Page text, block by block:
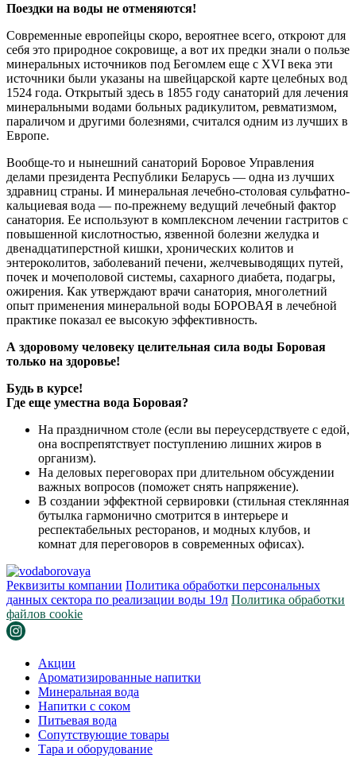
Поездки на воды не отменяются!
Современные европейцы скоро, вероятнее всего, откроют для
себя это природное сокровище, а вот их предки знали о пользе
минеральных источников под Бегомлем еще с XVI века эти
источники были указаны на швейцарской карте целебных вод
1524 года. Открытый здесь в 1855 году санаторий для лечения
минеральными водами больных радикулитом, ревматизмом,
параличом и другими болезнями, считался одним из лучших в
Европе.
Вообще-то и нынешний санаторий Боровое Управления
делами президента Республики Беларусь — одна из лучших
здравниц страны. И минеральная лечебно-столовая сульфатно-
кальциевая вода — по-прежнему ведущий лечебный фактор
санатория. Ее используют в комплексном лечении гастритов с
повышенной кислотностью, язвенной болезни желудка и
двенадцатиперстной кишки, хронических колитов и
энтероколитов, заболеваний печени, желчевыводящих путей,
почек и мочеполовой системы, сахарного диабета, подагры,
ожирения. Как утверждают врачи санатория, многолетний
опыт применения минеральной воды БОРОВАЯ в лечебной
практике показал ее высокую эффективность.
А здоровому человеку целительная сила воды Боровая
только на здоровье!
Будь в курсе!
Где еще уместна вода Боровая?
На праздничном столе (если вы переусердствуете с едой,
она воспрепятствует поступлению лишних жиров в
организм).
На деловых переговорах при длительном обсуждении
важных вопросов (поможет снять напряжение).
В создании эффектной сервировки (стильная стеклянная
бутылка гармонично смотрится в интерьере и
респектабельных ресторанов, и модных клубов, и
комнат для переговоров в современных офисах).
Реквизиты компании Политика обработки персональных
данных сектора по реализации воды 19л Политика обработки
файлов cookie
Акции
Ароматизированные напитки
Минеральная вода
Напитки с соком
Питьевая вода
Сопутствующие товары
Тара и оборудование